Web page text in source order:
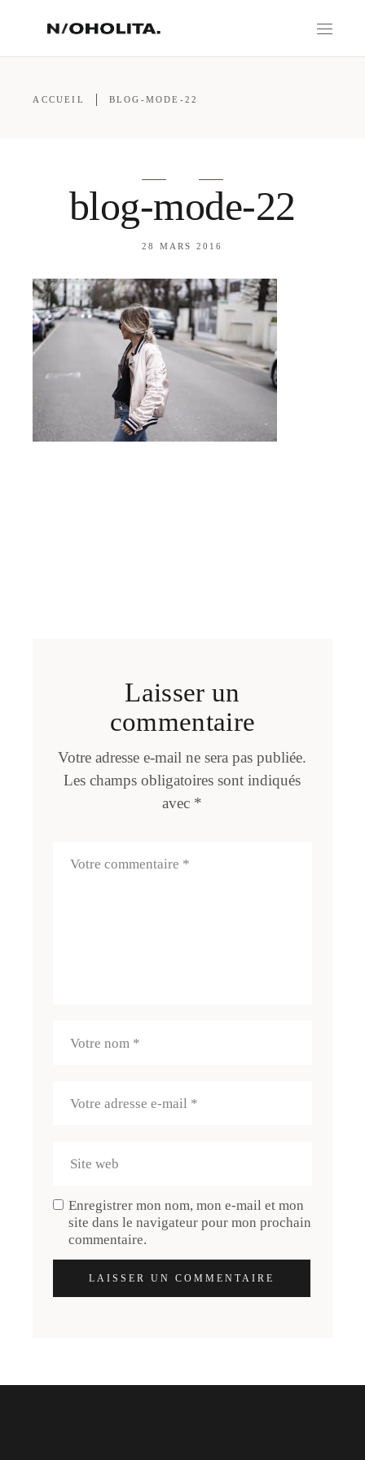
ACCUEIL BLOG-MODE-22
blog-mode-22
28 MARS 2016
Laisser un
commentaire
Votre adresse e-mail ne sera pas publiée.
Les champs obligatoires sont indiqués
avec *
Enregistrer mon nom, mon e-mail et mon
site dans le navigateur pour mon prochain
commentaire.
LAISSER UN COMMENTAIRE